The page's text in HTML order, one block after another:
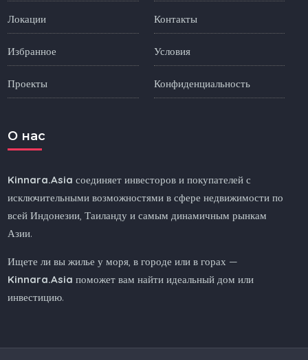
Локации
Избранное
Проекты
Контакты
Условия
Конфиденциальность
O нас
Kinnara.Asia соединяет инвесторов и покупателей с
исключительными возможностями в сфере недвижимости по
всей Индонезии, Таиланду и самым динамичным рынкам
Азии.
Ищете ли вы жилье у моря, в городе или в горах —
Kinnara.Asia поможет вам найти идеальный дом или
инвестицию.